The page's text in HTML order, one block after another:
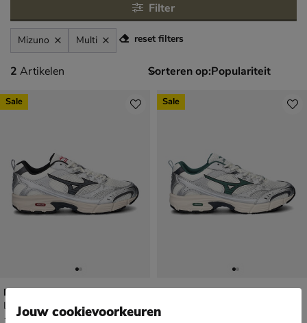
Filter
Mizuno Multi reset filters
2 artikelen
2 Artikelen Sorteren op:
Mizuno MXR
Lage sneakers - multi
van € 119,99 voor € 83,99
99
Sale
Mizuno MXR
van € 119,99 voor € 83,99
Sale
Jouw cookievoorkeuren